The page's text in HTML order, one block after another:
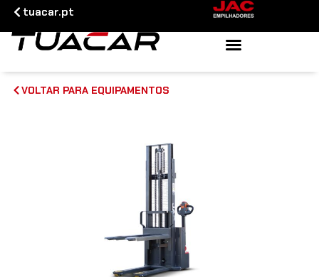
tuacar.pt
VOLTAR PARA EQUIPAMENTOS